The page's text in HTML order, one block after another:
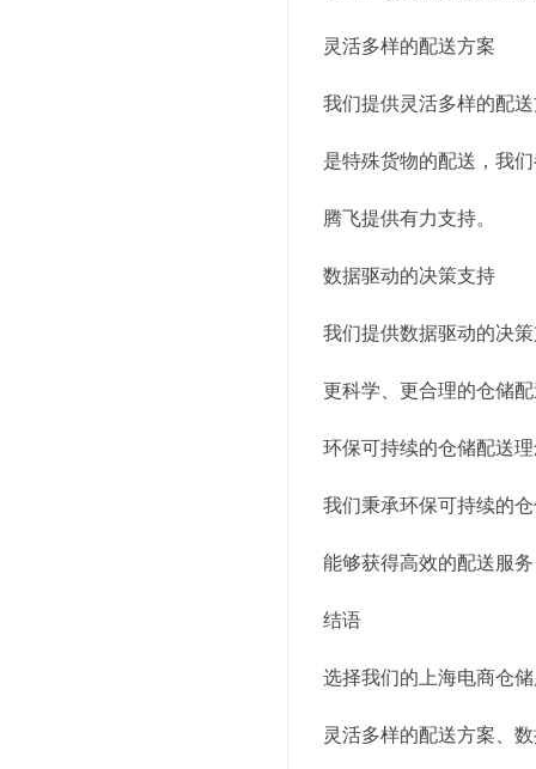
灵活多样的配送方案
我们提供灵活多样的配
是特殊货物的配送，我
腾飞提供有力支持。
数据驱动的决策支持
我们提供数据驱动的决
更科学、更合理的仓储
环保可持续的仓储配送
我们秉承环保可持续的
能够获得高效的配送服
结语
选择我们的上海电商仓
灵活多样的配送方案、